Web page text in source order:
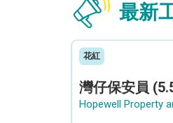
最新
花紅
灣仔保安員